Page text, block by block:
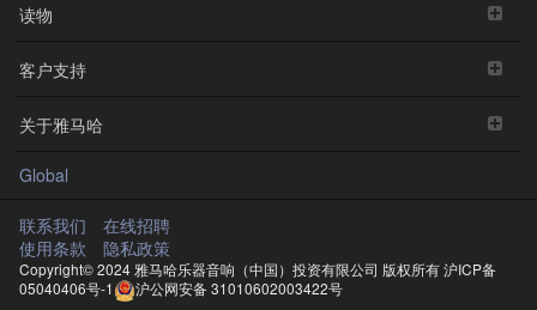
读物
客户支持
关于雅马哈
Global
联系我们
在线招聘
使用条款
隐私政策
Copyright© 2024 雅马哈乐器音响（中国）投资有限公司 版权所有沪ICP备
05040406号-1
沪公网安备 31010602003422号